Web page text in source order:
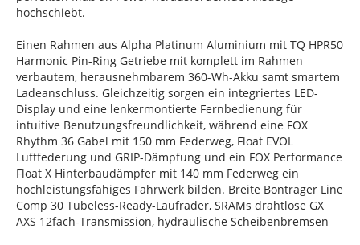
hochschiebt.
Einen Rahmen aus Alpha Platinum Aluminium mit TQ HPR50
Harmonic Pin-Ring Getriebe mit komplett im Rahmen
verbautem, herausnehmbarem 360-Wh-Akku samt smartem
Ladeanschluss. Gleichzeitig sorgen ein integriertes LED-
Display und eine lenkermontierte Fernbedienung für
intuitive Benutzungsfreundlichkeit, während eine FOX
Rhythm 36 Gabel mit 150 mm Federweg, Float EVOL
Luftfederung und GRIP-Dämpfung und ein FOX Performance
Float X Hinterbaudämpfer mit 140 mm Federweg ein
hochleistungsfähiges Fahrwerk bilden. Breite Bontrager Line
Comp 30 Tubeless-Ready-Laufräder, SRAMs drahtlose GX
AXS 12fach-Transmission, hydraulische Scheibenbremsen